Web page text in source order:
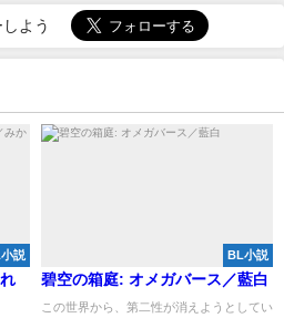
よう
説 BL小説
碧空の箱庭: オメガバース／藍白
この世界から、第二性が消えようとしてい